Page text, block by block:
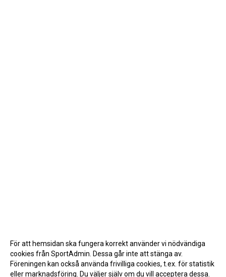
För att hemsidan ska fungera korrekt använder vi nödvändiga
cookies från SportAdmin. Dessa går inte att stänga av.
Föreningen kan också använda frivilliga cookies, t.ex. för statistik
eller marknadsföring. Du väljer själv om du vill acceptera dessa.